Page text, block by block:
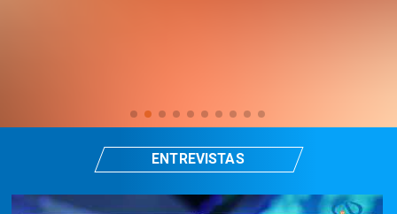
ENTREVISTAS